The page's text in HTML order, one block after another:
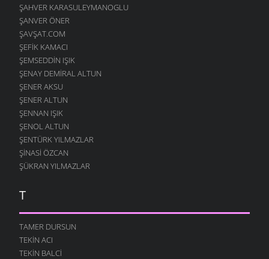
ŞAHVER KARASULEYMANOGLU
ŞANVER ÖNER
ŞAVŞAT.COM
ŞEFIK KAMACI
ŞEMSEDDIN IŞIK
ŞENAY DEMIRAL ALTUN
ŞENER AKSU
ŞENER ALTUN
ŞENNAN IŞIK
ŞENOL ALTUN
ŞENTÜRK YILMAZLAR
ŞINASI ÖZCAN
ŞÜKRAN YILMAZLAR
T
TAMER DURSUN
TEKIN ACI
TEKIN BALCI